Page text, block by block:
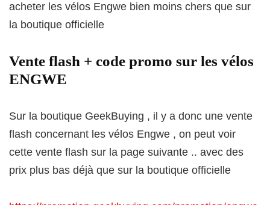
acheter les vélos Engwe bien moins chers que sur
la boutique officielle
Vente flash + code promo sur les vélos
ENGWE
Sur la boutique GeekBuying , il y a donc une vente
flash concernant les vélos Engwe , on peut voir
cette vente flash sur la page suivante .. avec des
prix plus bas déjà que sur la boutique officielle